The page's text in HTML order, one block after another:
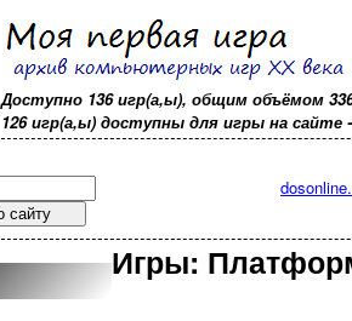
Доступно 136 игр(а,ы), общим объёмом
126 игр(а,ы) доступны для игры на сайте
Игры: